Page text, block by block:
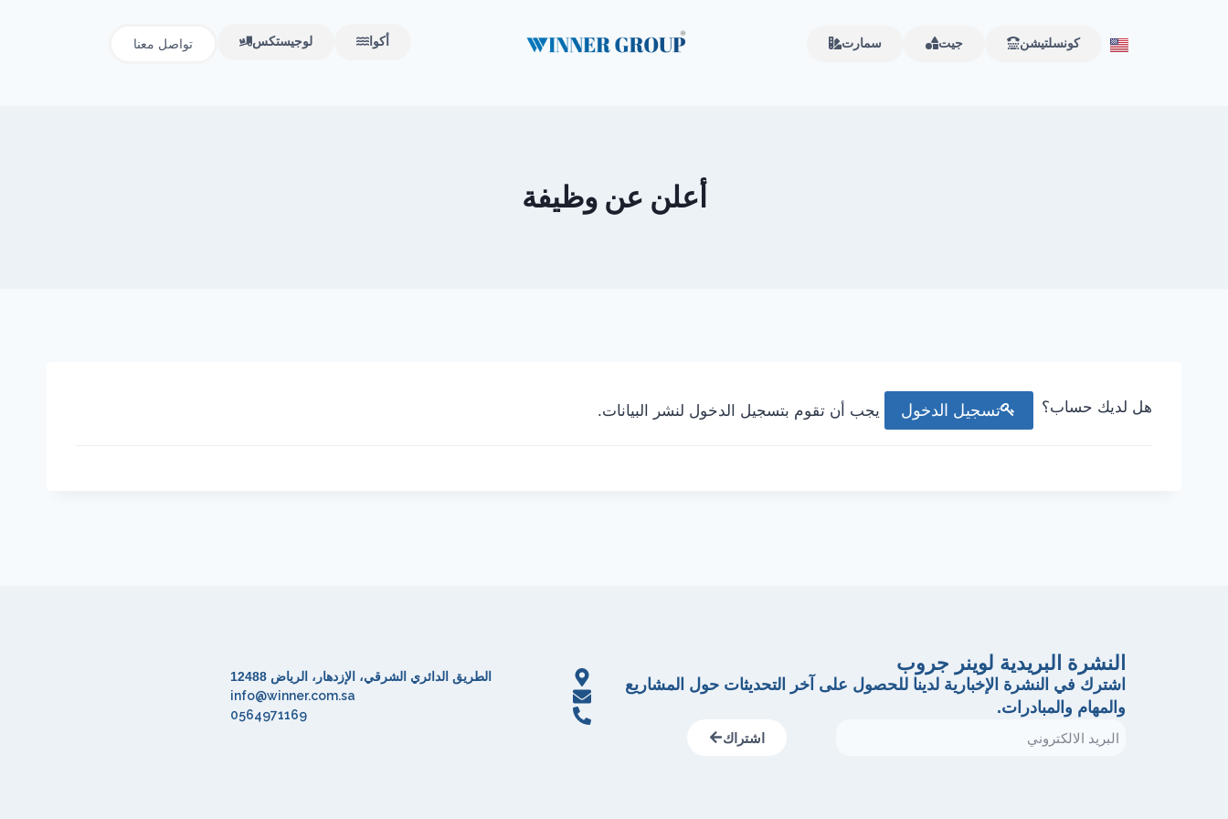
كونسلتيشن جيت سمارت تواصل معنا لوجيستكس أكوا
أعلن عن وظيفة
هل لديك حساب؟ تسجيل الدخول
النشرة البريدية لوينر جروب
اشترك في النشرة الإخبارية لدينا للحصول على آخر التحديثات حول المشاريع
والمهام والمبادرات.
اشتراك
الطريق الدائري الشرقي، الإزدهار، الرياض 12488
info@winner.com.sa
0564971169